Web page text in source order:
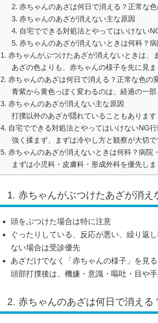
2. 赤ちゃんのあざは何日で消える？正常な
3. 赤ちゃんのあざが消えない主な原因
4. 自宅でできる対処法とやってはいけない
5. 赤ちゃんのあざが消えないときは何科？
1. 赤ちゃんがぶつけたあざが消えないときは、
あざの色よりも、赤ちゃんの様子を先に見ま
2. 赤ちゃんのあざは何日で消える？正常な色の
青紫から黄色っぽく変わるのは、経過の一
3. 赤ちゃんのあざが消えない主な原因
打撲以外のあざが隠れていることもあります
4. 自宅でできる対処法とやってはいけないNG行
強く揉まず、まずは冷やし方と観察が大切で
5. 赤ちゃんのあざが消えないときは何科？病院
まずは小児科・皮膚科・形成外科を優先しま
1. 赤ちゃんがぶつけたあざが消
頭をぶつけた場合は特に注意
ぐったりしている、反応が悪い、繰り返
ない場合は受診優先
あざだけでなく「赤ちゃんの様子」を見る
頭部打撲後は、機嫌・意識・嘔吐・目や
2. 赤ちゃんのあざは何日で消える